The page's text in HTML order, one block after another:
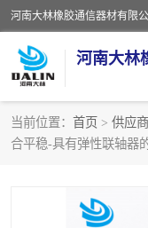
河南大林
当前位置： 首页 > 供应
合平稳-具有弹性联轴器
推盘离合器
VC离合器